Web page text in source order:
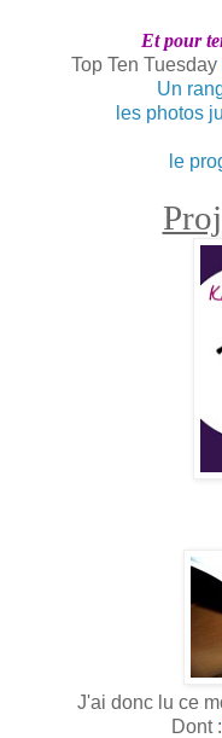
Et pour
Top Ten Tuesday
Un
les photos
le
J'ai donc lu ce
Dont :